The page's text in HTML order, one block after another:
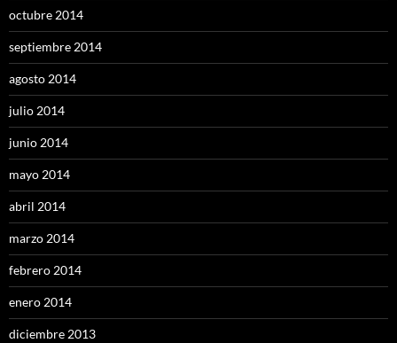
octubre 2014
septiembre 2014
agosto 2014
julio 2014
junio 2014
mayo 2014
abril 2014
marzo 2014
febrero 2014
enero 2014
diciembre 2013